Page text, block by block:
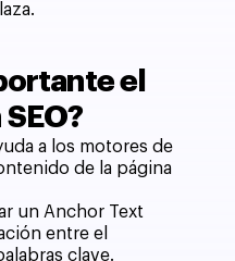
el
a los motores de
de la página
un Anchor Text
entre el
clave.